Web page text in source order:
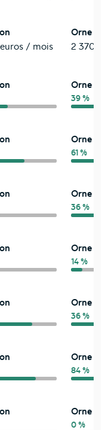
/ mois
Orne
2 370
Orne
39 %
Orne
61 %
Orne
36 %
Orne
14 %
Orne
36 %
Orne
84 %
Orne
0 %